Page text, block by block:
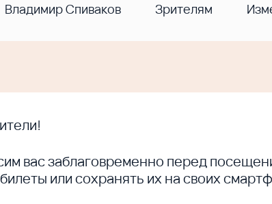
Владимир Спиваков Зрителям
вас заблаговременно перед
или сохранять их на своих